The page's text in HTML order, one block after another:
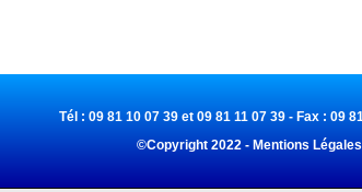
Tél : 09 81 10 07 39 et 09 81 11 07 39 - Fax : 09
©Copyright 2022 - Mentions